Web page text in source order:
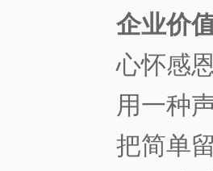
企业价
心怀感
用一种
把简单